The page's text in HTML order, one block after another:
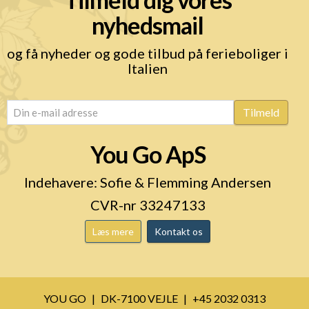
nyhedsmail
og få nyheder og gode tilbud på ferieboliger i
Italien
email (Påkrævet) Tilmeld
You Go ApS
Indehavere: Sofie & Flemming Andersen
CVR-nr 33247133
Læs mere Kontakt os
YOU GO DK-7100 VEJLE
+45 2032 0313